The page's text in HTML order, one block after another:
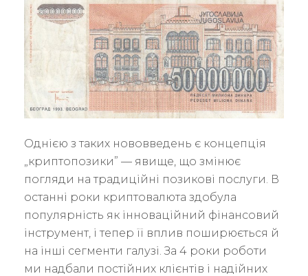
Однією з таких нововведень є концепція
„криптопозики” — явище, що змінює
погляди на традиційні позикові послуги. В
останні роки криптовалюта здобула
популярність як інноваційний фінансовий
інструмент, і тепер її вплив поширюється й
на інші сегменти галузі. За 4 роки роботи
ми надбали постійних клієнтів і надійних